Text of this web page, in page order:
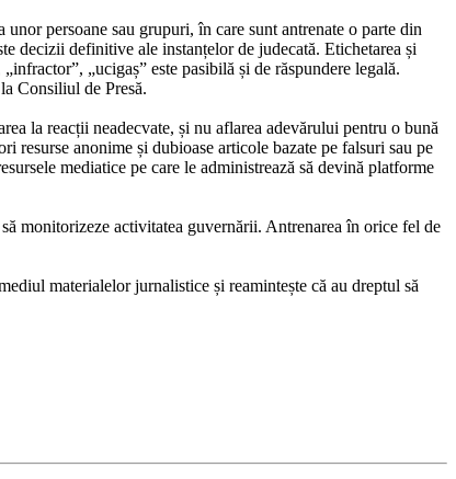
persoane sau grupuri, în care sunt antrenate o parte din
decizii definitive ale instanțelor de judecată. Etichetarea și
„ucigaș” este pasibilă și de răspundere legală.
Consiliul de Presă.
la reacții neadecvate, și nu aflarea adevărului pentru o bună
anonime și dubioase articole bazate pe falsuri sau pe
mediatice pe care le administrează să devină platforme
monitorizeze activitatea guvernării. Antrenarea în orice fel de
materialelor jurnalistice și reamintește că au dreptul să